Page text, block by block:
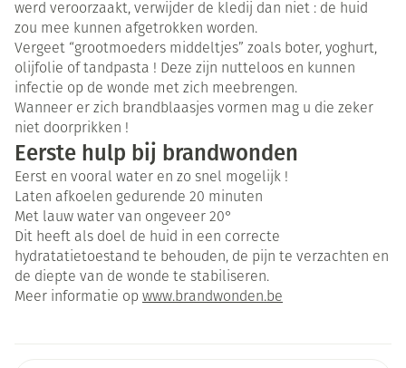
werd veroorzaakt, verwijder de kledij dan niet : de huid
zou mee kunnen afgetrokken worden.
Vergeet “grootmoeders middeltjes” zoals boter, yoghurt,
olijfolie of tandpasta ! Deze zijn nutteloos en kunnen
infectie op de wonde met zich meebrengen.
Wanneer er zich brandblaasjes vormen mag u die zeker
niet doorprikken !
Eerste hulp bij brandwonden
Eerst en vooral water en zo snel mogelijk !
Laten afkoelen gedurende 20 minuten
Met lauw water van ongeveer 20°
Dit heeft als doel de huid in een correcte
hydratatietoestand te behouden, de pijn te verzachten en
de diepte van de wonde te stabiliseren.
Meer informatie op www.brandwonden.be